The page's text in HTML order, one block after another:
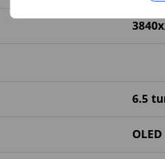
6.5
OLED